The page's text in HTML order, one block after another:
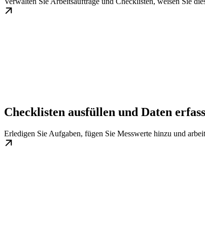
Checklisten ausfüllen und Daten
Erledigen Sie Aufgaben, fügen Sie Messwerte hinzu und